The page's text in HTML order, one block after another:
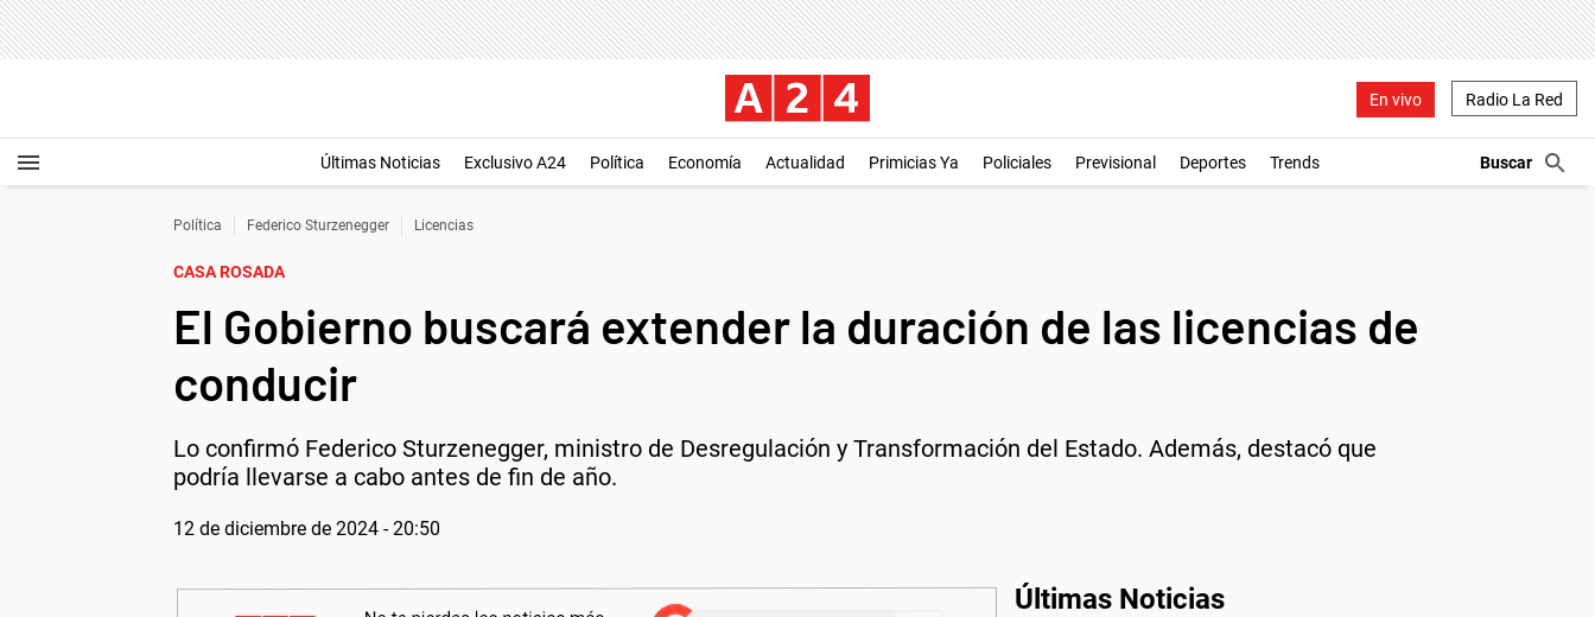
En vivo Radio La Red
Últimas Noticias Exclusivo A24 Política Economía Actualidad Primicias Ya Policiales Previsional Deportes Trends
Política Federico Sturzenegger Licencias
CASA ROSADA
El Gobierno buscará extender la duración de las licencias de
conducir
Lo confirmó Federico Sturzenegger, ministro de Desregulación y Transformación del Estado. Además, destacó que
podría llevarse a cabo antes de fin de año.
12 de diciembre de 2024 - 20:50
Últimas Noticias